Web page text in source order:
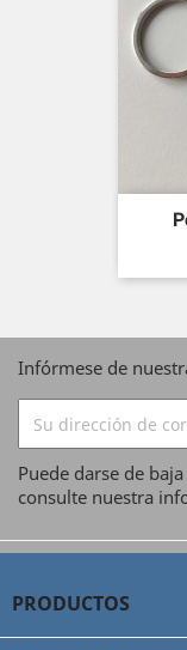
Infórmese de
Puede darse de
consulte nuestra
PRODUCTOS